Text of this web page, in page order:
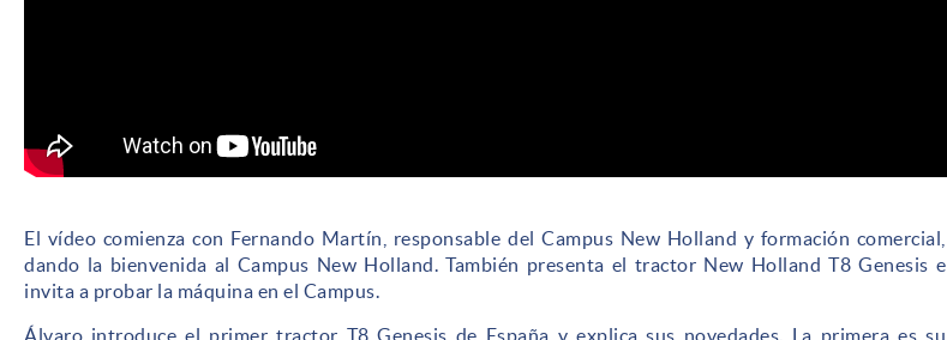
El vídeo comienza con Fernando Martín, responsable del Campus New Holland y formación comercial,
dando la bienvenida al Campus New Holland. También presenta el tractor New Holland T8 Genesis e
invita a probar la máquina en el Campus.
Álvaro introduce el primer tractor T8 Genesis de España y explica sus novedades. La primera es su